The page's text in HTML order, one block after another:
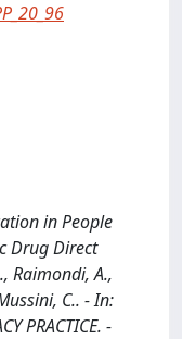
in People
Drug Direct
Raimondi, A.,
C.. - In:
PRACTICE. -